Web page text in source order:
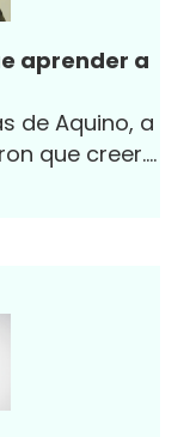
aprender a
de Aquino, a
que creer.
pandemia.
de
de trabajo en
que